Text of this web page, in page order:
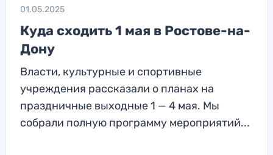
01.05.2025
Куда сходить 1 мая в Ростове-на-
Дону
Власти, культурные и спортивные
учреждения рассказали о планах на
праздничные выходные 1 — 4 мая. Мы
собрали полную программу мероприятий...